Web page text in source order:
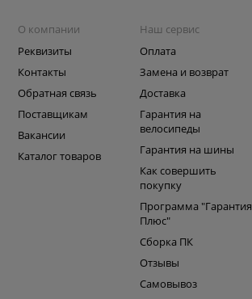
О компании
Реквизиты
Контакты
Обратная связь
Поставщикам
Вакансии
Каталог товаров
Наш сервис
Оплата
Замена и возврат
Доставка
Гарантия на
велосипеды
Гарантия на шины
Как совершить
покупку
Программа "Гарантия
Плюс"
Сборка ПК
Отзывы
Самовывоз